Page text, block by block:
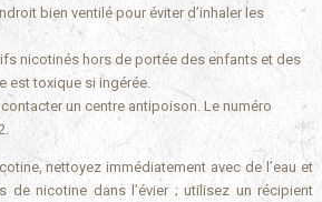
bien ventilé pour éviter d’inhaler les
nicotinés hors de portée des enfants et des
est toxique si ingérée.
un centre antipoison. Le numéro
nettoyez immédiatement avec de l’eau et
de nicotine dans l’évier ; utilisez un récipient